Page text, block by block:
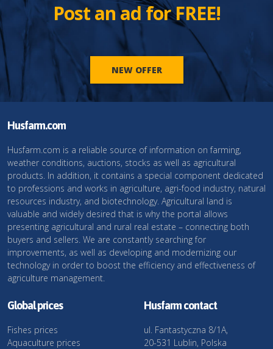
Post an ad for FREE!
NEW OFFER
Husfarm.com
Husfarm.com is a reliable source of information on farming,
weather conditions, auctions, stocks as well as agricultural
products. In addition, it contains a special component dedicated
to professions and works in agriculture, agri-food industry, natural
resources industry, and biotechnology. Agricultural land is
valuable and widely desired that is why the portal allows
presenting agricultural and rural real estate – connecting both
buyers and sellers. We are constantly searching for
improvements, as well as developing and modernizing our
technology in order to boost the efficiency and effectiveness of
agriculture management.
Global prices
Fishes prices
Aquaculture prices
Husfarm contact
ul. Fantastyczna 8/1A,
20-531 Lublin, Polska